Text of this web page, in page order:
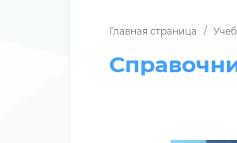
Главная страница